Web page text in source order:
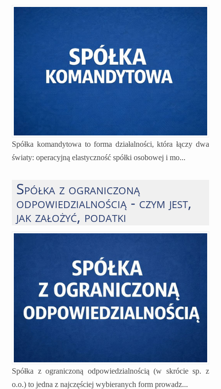
Spółka komandytowa to forma działalności, która łączy dwa
światy: operacyjną elastyczność spółki osobowej i mo...
Spółka z ograniczoną
odpowiedzialnością - czym jest,
jak założyć, podatki
Spółka z ograniczoną odpowiedzialnością (w skrócie sp. z
o.o.) to jedna z najczęściej wybieranych form prowadz...